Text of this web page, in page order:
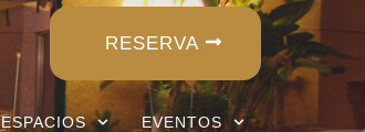
RESERVA
ESPACIOS EVENTOS